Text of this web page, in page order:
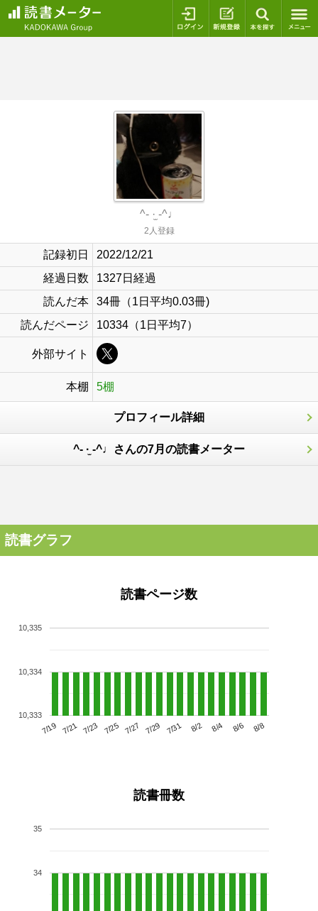
ログイン 新規登録
^- ·̫ -^♩
2人登録
記録初日
2022/12/21
経過日数
1327日経過
読んだ本
34冊（1日平均0.03冊)
読んだページ
10334（1日平均7）
外部サイト
本棚 5棚
プロフィール詳細
^- ·̫ -^♩さんの7月の読書メーター
読書グラフ
読書ページ数
7/19 7/21 7/23 7/25 7/27 7/29 7/31 8/2 8/4 8/6 8/8
10,333
10,334
10,335
読書冊数
34
35